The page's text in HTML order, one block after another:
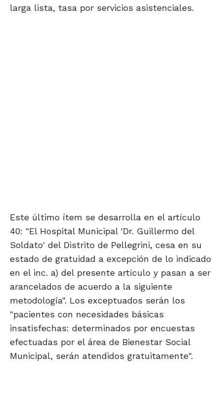
larga lista, tasa por servicios asistenciales.
Este último ítem se desarrolla en el artículo
40: "El Hospital Municipal 'Dr. Guillermo del
Soldato' del Distrito de Pellegrini, cesa en su
estado de gratuidad a excepción de lo indicado
en el inc. a) del presente artículo y pasan a ser
arancelados de acuerdo a la siguiente
metodología". Los exceptuados serán los
"pacientes con necesidades básicas
insatisfechas: determinados por encuestas
efectuadas por el área de Bienestar Social
Municipal, serán atendidos gratuitamente".